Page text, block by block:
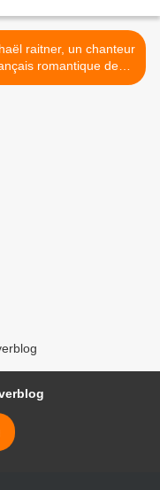
raitner, un chanteur
romantique des
par trop associé à mike